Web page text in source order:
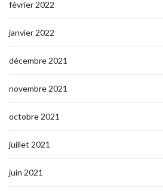
février 2022
janvier 2022
décembre 2021
novembre 2021
octobre 2021
juillet 2021
juin 2021